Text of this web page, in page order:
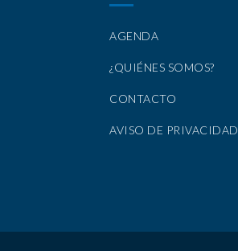
AGENDA
¿QUIÉNES SOMOS?
CONTACTO
AVISO DE PRIVACIDAD